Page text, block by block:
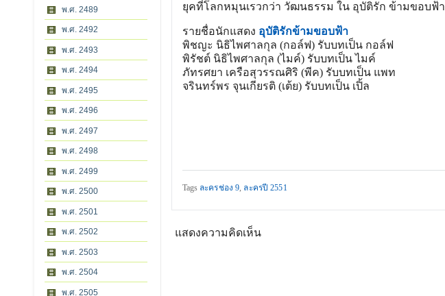
พ.ศ. 2489
พ.ศ. 2492
พ.ศ. 2493
พ.ศ. 2494
พ.ศ. 2495
พ.ศ. 2496
พ.ศ. 2497
พ.ศ. 2498
พ.ศ. 2499
พ.ศ. 2500
พ.ศ. 2501
พ.ศ. 2502
พ.ศ. 2503
พ.ศ. 2504
พ.ศ. 2505
ยุคที่โลกหมุนเรวกว่า วัฒนธรรม ใน อุบัติรัก ข้ามขอบฟ้า
รายชื่อนักแสดง อุบัติรักข้ามขอบฟ้า
พิชญะ นิธิไพศาลกุล (กอล์ฟ) รับบทเป็น กอล์ฟ
พิรัชต์ นิธิไพศาลกุล (ไมค์) รับบทเป็น ไมค์
ภัทรศยา เครือสุวรรณศิริ (พีค) รับบทเป็น แพท
จรินทร์พร จุนเกียรติ (เต้ย) รับบทเป็น เปิ้ล
Tags ละครช่อง 9, ละครปี 2551
แสดงความคิดเห็น